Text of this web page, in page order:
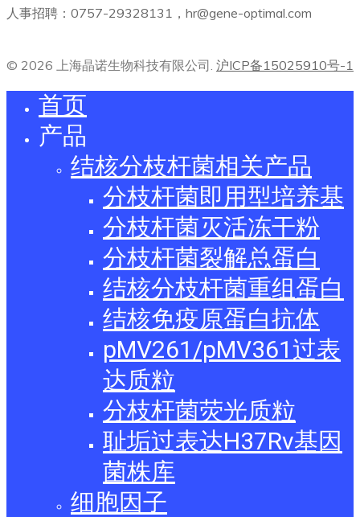
人事招聘：0757-29328131，hr@gene-optimal.com
© 2026 上海晶诺生物科技有限公司. 沪ICP备15025910号-1
首页
产品
结核分枝杆菌相关产品
分枝杆菌即用型培养基
分枝杆菌灭活冻干粉
分枝杆菌裂解总蛋白
结核分枝杆菌重组蛋白
结核免疫原蛋白抗体
pMV261/pMV361过表
达质粒
分枝杆菌荧光质粒
耻垢过表达H37Rv基因
菌株库
细胞因子